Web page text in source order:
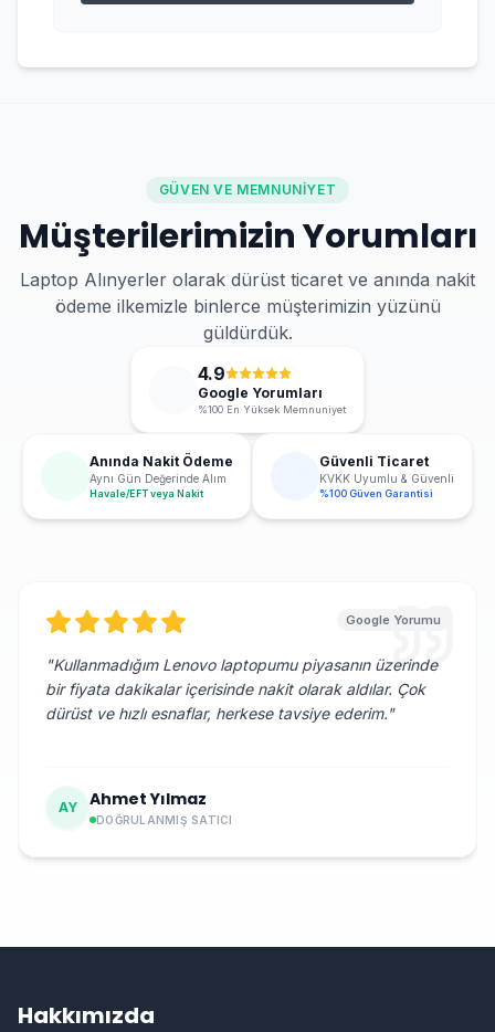
GÜVEN VE MEMNUNIYET
Müşterilerimizin Yorumları
Laptop Alınyerler olarak dürüst ticaret ve anında nakit
ödeme ilkemizle binlerce müşterimizin yüzünü
güldürdük.
4.9
Google Yorumları
%100 En Yüksek Memnuniyet
Anında Nakit Ödeme
Aynı Gün Değerinde Alım
Havale/EFT veya Nakit
Güvenli Ticaret
KVKK Uyumlu & Güvenli
%100 Güven Garantisi
Google Yorumu
"Kullanmadığım Lenovo laptopumu piyasanın üzerinde
bir fiyata dakikalar içerisinde nakit olarak aldılar. Çok
dürüst ve hızlı esnaflar, herkese tavsiye ederim."
AY Ahmet Yılmaz
DOĞRULANMIŞ SATICI
Hakkımızda